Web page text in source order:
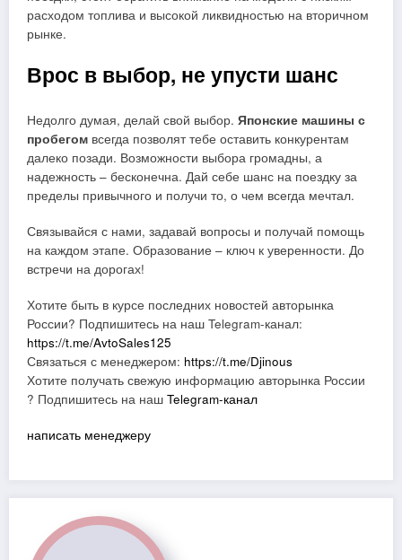
расходом топлива и высокой ликвидностью на вторичном
рынке.
Врос в выбор, не упусти шанс
Недолго думая, делай свой выбор. Японские машины с
пробегом всегда позволят тебе оставить конкурентам
далеко позади. Возможности выбора громадны, а
надежность – бесконечна. Дай себе шанс на поездку за
пределы привычного и получи то, о чем всегда мечтал.
Связывайся с нами, задавай вопросы и получай помощь
на каждом этапе. Образование – ключ к уверенности. До
встречи на дорогах!
Хотите быть в курсе последних новостей авторынка
России? Подпишитесь на наш Telegram-канал:
https://t.me/AvtoSales125
Связаться с менеджером: https://t.me/Djinous
Хотите получать свежую информацию авторынка России
? Подпишитесь на наш Telegram-канал
написать менеджеру